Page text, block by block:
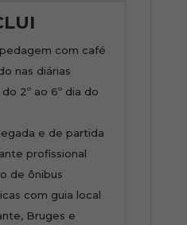
com café
nas diárias
2º ao 6º dia do
e de partida
profissional
de ônibus
com guia local
Bruges e